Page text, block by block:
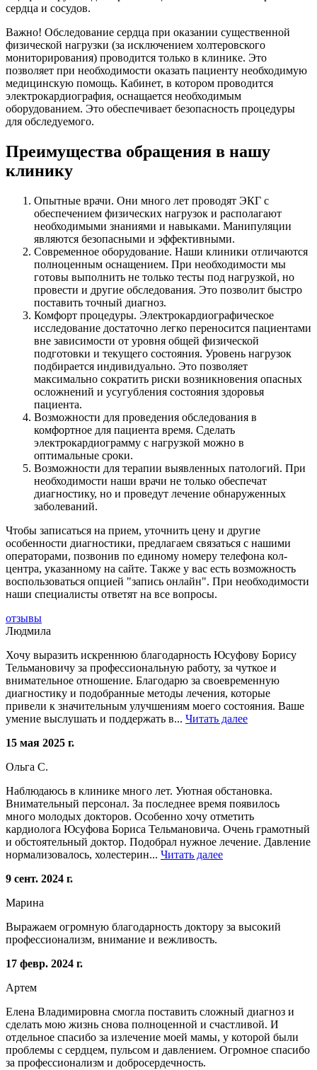
сердца и сосудов.
Важно! Обследование сердца при оказании существенной
физической нагрузки (за исключением холтеровского
мониторирования) проводится только в клинике. Это
позволяет при необходимости оказать пациенту необходимую
медицинскую помощь. Кабинет, в котором проводится
электрокардиография, оснащается необходимым
оборудованием. Это обеспечивает безопасность процедуры
для обследуемого.
Преимущества обращения в нашу
клинику
Опытные врачи. Они много лет проводят ЭКГ с
обеспечением физических нагрузок и располагают
необходимыми знаниями и навыками. Манипуляции
являются безопасными и эффективными.
Современное оборудование. Наши клиники отличаются
полноценным оснащением. При необходимости мы
готовы выполнить не только тесты под нагрузкой, но
провести и другие обследования. Это позволит быстро
поставить точный диагноз.
Комфорт процедуры. Электрокардиографическое
исследование достаточно легко переносится пациентами
вне зависимости от уровня общей физической
подготовки и текущего состояния. Уровень нагрузок
подбирается индивидуально. Это позволяет
максимально сократить риски возникновения опасных
осложнений и усугубления состояния здоровья
пациента.
Возможности для проведения обследования в
комфортное для пациента время. Сделать
электрокардиограмму с нагрузкой можно в
оптимальные сроки.
Возможности для терапии выявленных патологий. При
необходимости наши врачи не только обеспечат
диагностику, но и проведут лечение обнаруженных
заболеваний.
Чтобы записаться на прием, уточнить цену и другие
особенности диагностики, предлагаем связаться с нашими
операторами, позвонив по единому номеру телефона кол-
центра, указанному на сайте. Также у вас есть возможность
воспользоваться опцией "запись онлайн". При необходимости
наши специалисты ответят на все вопросы.
отзывы
Людмила
Хочу выразить искреннюю благодарность Юсуфову Борису
Тельмановичу за профессиональную работу, за чуткое и
внимательное отношение. Благодарю за своевременную
диагностику и подобранные методы лечения, которые
привели к значительным улучшениям моего состояния. Ваше
умение выслушать и поддержать в... Читать далее
15 мая 2025 г.
Ольга С.
Наблюдаюсь в клинике много лет. Уютная обстановка.
Внимательный персонал. За последнее время появилось
много молодых докторов. Особенно хочу отметить
кардиолога Юсуфова Бориса Тельмановича. Очень грамотный
и обстоятельный доктор. Подобрал нужное лечение. Давление
нормализовалось, холестерин... Читать далее
9 сент. 2024 г.
Марина
Выражаем огромную благодарность доктору за высокий
профессионализм, внимание и вежливость.
17 февр. 2024 г.
Артем
Елена Владимировна смогла поставить сложный диагноз и
сделать мою жизнь снова полноценной и счастливой. И
отдельное спасибо за излечение моей мамы, у которой были
проблемы с сердцем, пульсом и давлением. Огромное спасибо
за профессионализм и добросердечность.